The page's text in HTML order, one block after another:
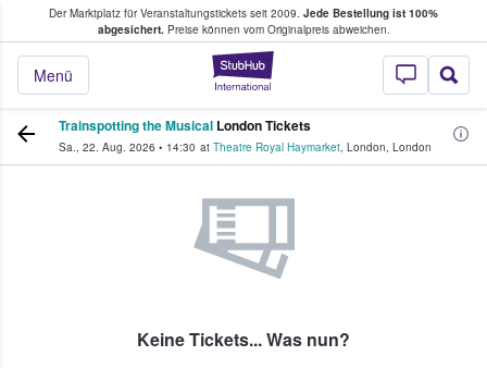
Der Marktplatz für Veranstaltungstickets seit 2009. Jede Bestellung ist 100%
abgesichert.Preise können vom Originalpreis abweichen.
StubHub - Wo
Menü
Tickets kaufen & verkaufen
Trainspotting the Musical London Tickets
Sa., 22. Aug. 2026 • 14:30 at Theatre Royal Haymarket, London, London
Keine Tickets... Was nun?